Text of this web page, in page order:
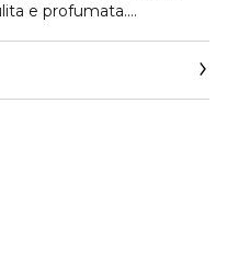
e profumata.
la pelle morbida ed